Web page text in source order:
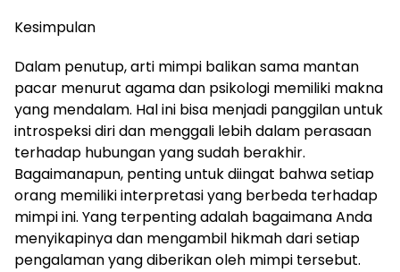
Kesimpulan
Dalam penutup, arti mimpi balikan sama mantan
pacar menurut agama dan psikologi memiliki makna
yang mendalam. Hal ini bisa menjadi panggilan untuk
introspeksi diri dan menggali lebih dalam perasaan
terhadap hubungan yang sudah berakhir.
Bagaimanapun, penting untuk diingat bahwa setiap
orang memiliki interpretasi yang berbeda terhadap
mimpi ini. Yang terpenting adalah bagaimana Anda
menyikapinya dan mengambil hikmah dari setiap
pengalaman yang diberikan oleh mimpi tersebut.